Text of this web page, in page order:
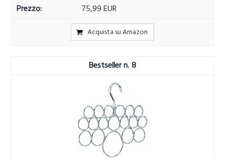
75,99 EUR
Acquista su Amazon
8